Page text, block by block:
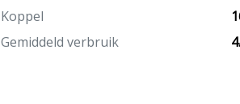
Koppel
Gemiddeld verbruik